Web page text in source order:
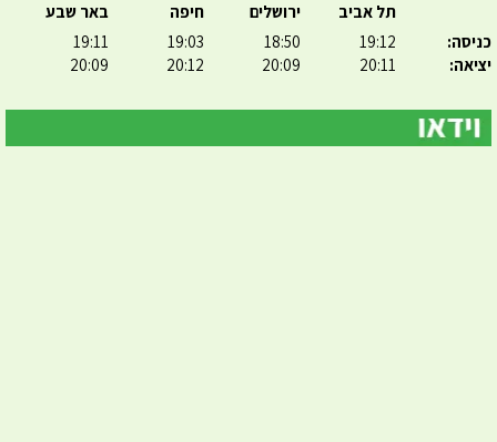
כניסה:
יציאה:
תל אביב
19:12
20:11
ירושלים
18:50
20:09
חיפה
19:03
20:12
באר שבע
19:11
20:09